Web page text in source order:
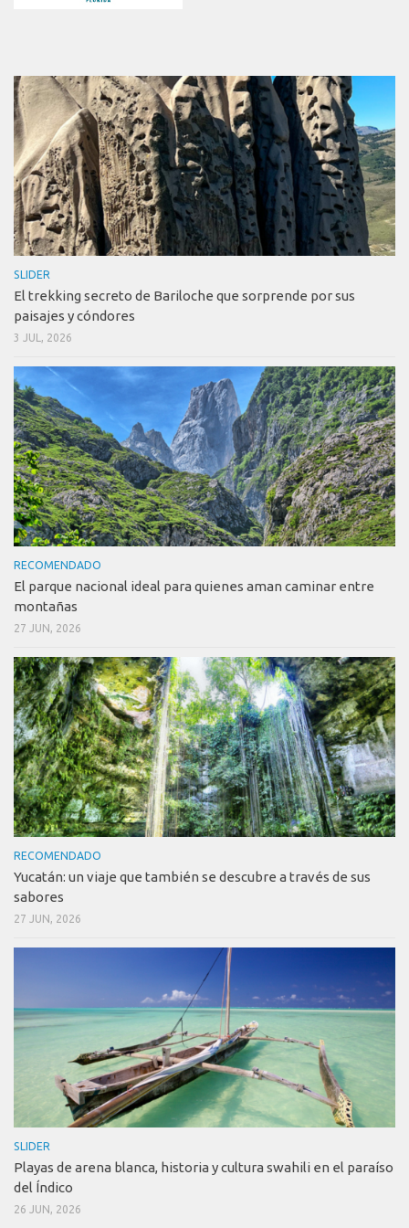
SLIDER
El trekking secreto de Bariloche que sorprende por sus
paisajes y cóndores
3 JUL, 2026
RECOMENDADO
El parque nacional ideal para quienes aman caminar entre
montañas
27 JUN, 2026
RECOMENDADO
Yucatán: un viaje que también se descubre a través de sus
sabores
27 JUN, 2026
SLIDER
Playas de arena blanca, historia y cultura swahili en el paraíso
del Índico
26 JUN, 2026